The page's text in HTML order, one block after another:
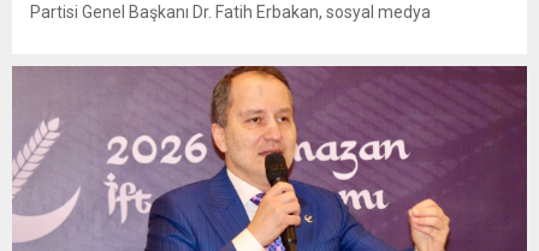
Partisi Genel Başkanı Dr. Fatih Erbakan, sosyal medya